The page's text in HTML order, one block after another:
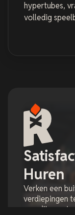
hypertubes,
volledig
Huren
Verken een
verdiepingen
paradijs van